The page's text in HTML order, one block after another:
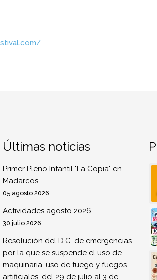
Últimas noticias
Primer Pleno Infantil "La Copia" en
Madarcos
05 agosto 2026
Actividades agosto 2026
30 julio 2026
Resolución del D.G. de emergencias
por la que se suspende el uso de
maquinaria, uso de fuego y fuegos
artificiales, del 29 de julio al 3 de